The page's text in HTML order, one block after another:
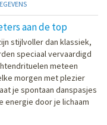
aan de top
stijlvoller dan klassiek,
speciaal vervaardigd
meteen
morgen met plezier
je spontaan danspasjes
energie door je lichaam